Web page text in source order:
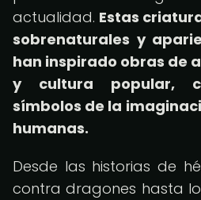
actualidad. Estas
sobrenaturales y
han inspirado obras de
y cultura popular,
símbolos de la
humanas.
Desde las historias de
contra dragones hasta